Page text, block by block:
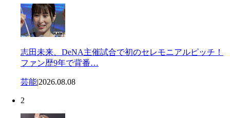
志田未来、DeNA主催試合で初のセレモニアルピッチ！
ファン歴9年で背番…
芸能|2026.08.08
2